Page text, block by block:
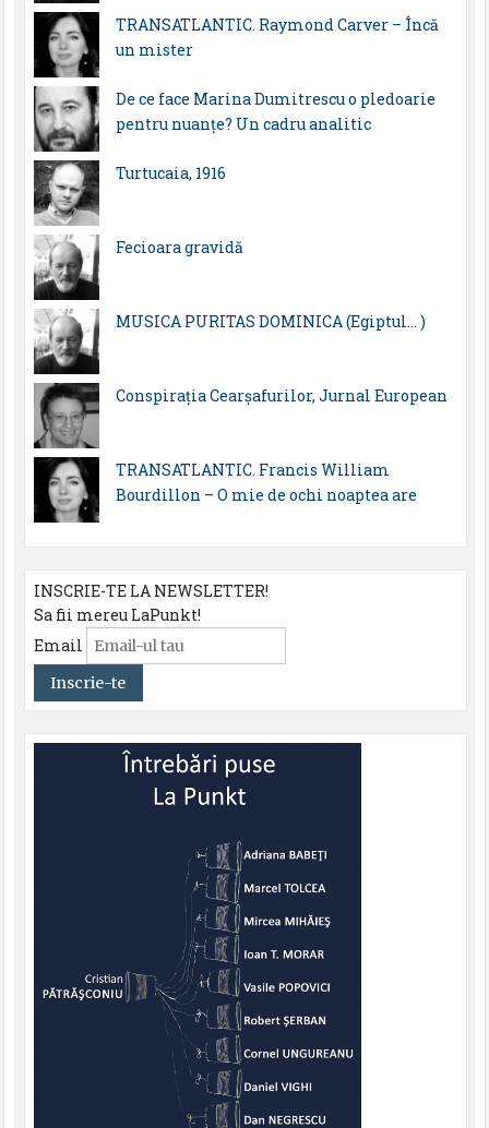
TRANSATLANTIC. Raymond Carver – Încă
un mister
De ce face Marina Dumitrescu o pledoarie
pentru nuanțe? Un cadru analitic
Turtucaia, 1916
Fecioara gravidă
MUSICA PURITAS DOMINICA (Egiptul… )
Conspirația Cearșafurilor, Jurnal European
TRANSATLANTIC. Francis William
Bourdillon – O mie de ochi noaptea are
INSCRIE-TE LA NEWSLETTER!
Sa fii mereu LaPunkt!
Email